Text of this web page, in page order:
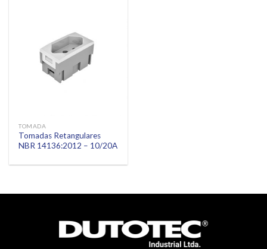
TOMADA
Tomadas Retangulares
NBR 14136:2012 – 10/20A